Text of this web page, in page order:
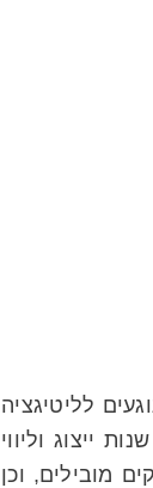
לליטיגציה
ולמשפט מסחרי שהצטברו במשך למעלה מ-30 שנות ייצוג וליווי
מובילים, וכן